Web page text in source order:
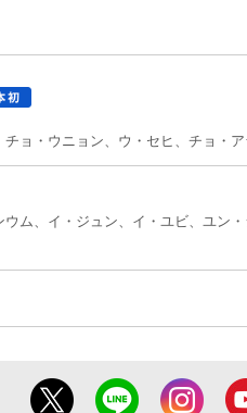
ョ・ウニョン、ウ・セヒ、チョ・ア
ム、イ・ジュン、イ・ユビ、ユン